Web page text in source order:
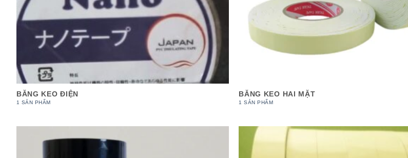
BĂNG KEO ĐIỆN
1 SẢN PHẨM
BĂNG KEO HAI MẶT
1 SẢN PHẨM